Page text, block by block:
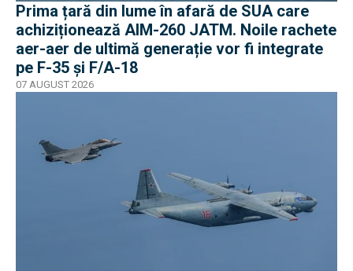
Prima țară din lume în afară de SUA care
achiziționează AIM-260 JATM. Noile rachete
aer-aer de ultimă generație vor fi integrate
pe F-35 și F/A-18
07 AUGUST 2026